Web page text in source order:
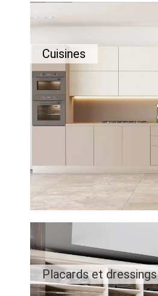
Cuisines
Placards et dressings